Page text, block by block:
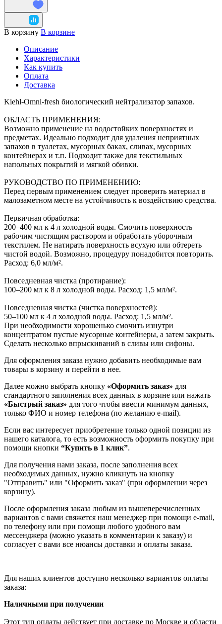
В корзину В корзине
Описание
Характеристики
Как купить
Оплата
Доставка
Kiehl-Omni-fresh биологический нейтрализатор запахов.
ОБЛАСТЬ ПРИМЕНЕНИЯ:
Возможно применение на водостойких поверхностях и
предметах. Идеально подходит для удаления неприятных
запахов в туалетах, мусорных баках, сливах, мусорных
контейнерах и т.п. Подходит также для текстильных
напольных покрытий и мягкой обивки.
РУКОВОДСТВО ПО ПРИМЕНЕНИЮ:
Перед первым применением следует проверить материал в
малозаметном месте на устойчивость к воздействию средства.
Первичная обработка:
200‒400 мл к 4 л холодной воды. Смочить поверхность
рабочим чистящим раствором и обработать уборочным
текстилем. Не натирать поверхность всухую или обтереть
чистой водой. Возможно, процедуру понадобится повторить.
Расход: 6,0 мл/м².
Повседневная чистка (протирание):
100‒200 мл к 8 л холодной воды. Расход: 1,5 мл/м².
Повседневная чистка (чистка поверхностей):
50‒100 мл к 4 л холодной воды. Расход: 1,5 мл/м².
При необходимости хорошенько смочить изнутри
концентратом пустые мусорные контейнеры, а затем закрыть.
Сделать несколько впрыскиваний в сливы или сифоны.
Для оформления заказа нужно добавить необходимые вам
товары в корзину и перейти в нее.
Далее можно выбрать кнопку «Оформить заказ» для
стандартного заполнения всех данных в корзине или нажать
«Быстрый заказ» для того чтобы ввести минимум данных,
только ФИО и номер телефона (по желанию e-mail).
Если вас интересует приобретение только одной позиции из
нашего каталога, то есть возможность оформить покупку при
помощи кнопки “Купить в 1 клик”.
Для получения нами заказа, после заполнения всех
необходимых данных, нужно кликнуть на кнопку
"Отправить" или "Оформить заказ" (при оформлении через
корзину).
После оформления заказа любым из вышеперечисленных
вариантов с вами свяжется наш менеджер при помощи e-mail,
по телефону или при помощи любого удобного вам
мессенджера (можно указать в комментарии к заказу) и
согласует с вами все нюансы доставки и оплаты заказа.
Для наших клиентов доступно несколько вариантов оплаты
заказа:
Наличными при получении
Этот тип оплаты действует при доставке по Москве и области